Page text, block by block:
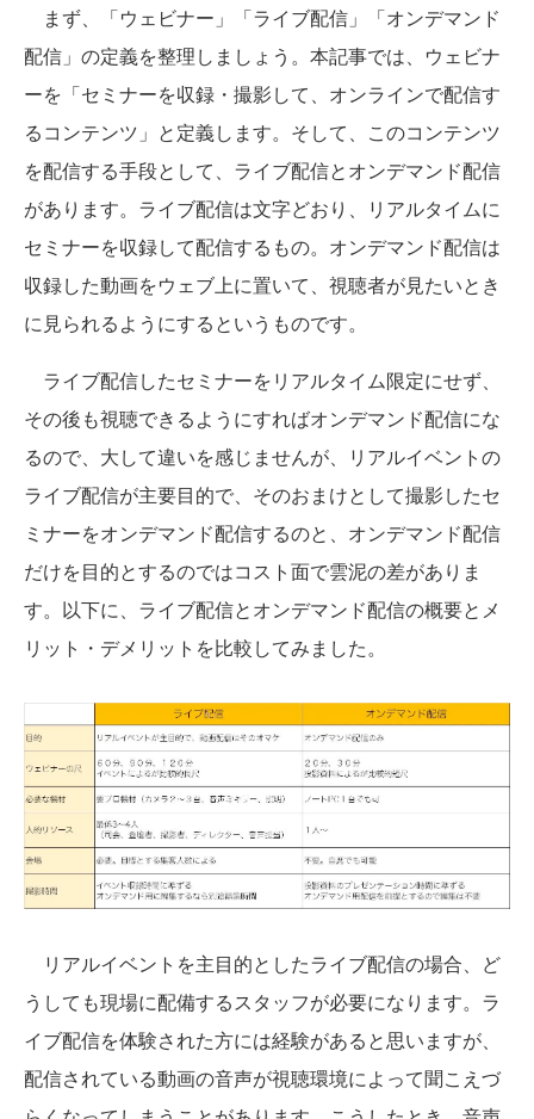
まず、「ウェビナー」「ライブ配信」「オンデマンド
配信」の定義を整理しましょう。本記事では、ウェビナ
ーを「セミナーを収録・撮影して、オンラインで配信す
るコンテンツ」と定義します。そして、このコンテンツ
を配信する手段として、ライブ配信とオンデマンド配信
があります。ライブ配信は文字どおり、リアルタイムに
セミナーを収録して配信するもの。オンデマンド配信は
収録した動画をウェブ上に置いて、視聴者が見たいとき
に見られるようにするというものです。
ライブ配信したセミナーをリアルタイム限定にせず、
その後も視聴できるようにすればオンデマンド配信にな
るので、大して違いを感じませんが、リアルイベントの
ライブ配信が主要目的で、そのおまけとして撮影したセ
ミナーをオンデマンド配信するのと、オンデマンド配信
だけを目的とするのではコスト面で雲泥の差がありま
す。以下に、ライブ配信とオンデマンド配信の概要とメ
リット・デメリットを比較してみました。
リアルイベントを主目的としたライブ配信の場合、ど
うしても現場に配備するスタッフが必要になります。ラ
イブ配信を体験された方には経験があると思いますが、
配信されている動画の音声が視聴環境によって聞こえづ